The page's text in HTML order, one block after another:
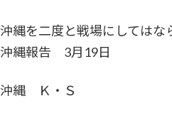
新
沖縄を二度と戦場にしてはな
沖縄報告 3月19日
沖縄 Ｋ・Ｓ